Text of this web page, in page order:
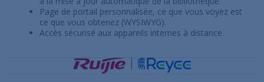
Page de portail personnalisée, ce que vous voyez est
ce que vous obtenez (WYSIWYG).
Accès sécurisé aux appareils internes à distance.